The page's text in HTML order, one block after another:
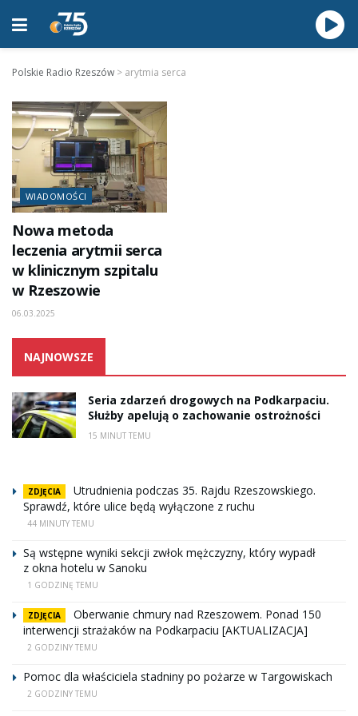
Polskie Radio Rzeszów > arytmia serca
WIADOMOŚCI
Nowa metoda
leczenia arytmii serca
w klinicznym szpitalu
w Rzeszowie
06.03.2025
NAJNOWSZE
Seria zdarzeń drogowych na Podkarpaciu.
Służby apelują o zachowanie ostrożności
15 MINUT TEMU
ZDJĘCIA
Utrudnienia podczas 35. Rajdu Rzeszowskiego.
Sprawdź, które ulice będą wyłączone z ruchu
44 MINUTY TEMU
Są wstępne wyniki sekcji zwłok mężczyzny, który wypadł
z okna hotelu w Sanoku
1 GODZINĘ TEMU
ZDJĘCIA
Oberwanie chmury nad Rzeszowem. Ponad 150
interwencji strażaków na Podkarpaciu [AKTUALIZACJA]
2 GODZINY TEMU
Pomoc dla właściciela stadniny po pożarze w Targowiskach
2 GODZINY TEMU